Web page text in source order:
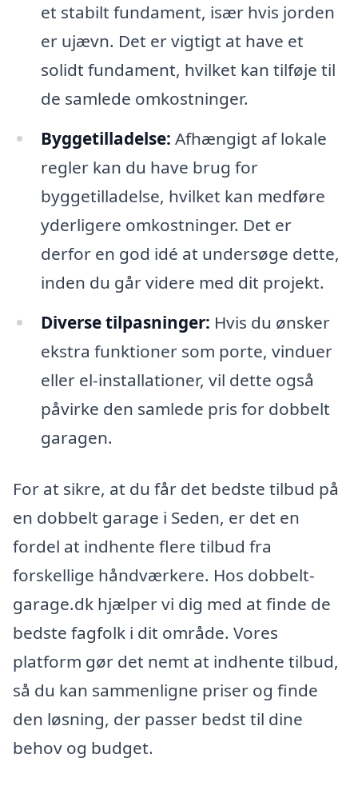
et stabilt fundament, især hvis jorden
er ujævn. Det er vigtigt at have et
solidt fundament, hvilket kan tilføje til
de samlede omkostninger.
Byggetilladelse: Afhængigt af lokale
regler kan du have brug for
byggetilladelse, hvilket kan medføre
yderligere omkostninger. Det er
derfor en god idé at undersøge dette,
inden du går videre med dit projekt.
Diverse tilpasninger: Hvis du ønsker
ekstra funktioner som porte, vinduer
eller el-installationer, vil dette også
påvirke den samlede pris for dobbelt
garagen.
For at sikre, at du får det bedste tilbud på
en dobbelt garage i Seden, er det en
fordel at indhente flere tilbud fra
forskellige håndværkere. Hos dobbelt-
garage.dk hjælper vi dig med at finde de
bedste fagfolk i dit område. Vores
platform gør det nemt at indhente tilbud,
så du kan sammenligne priser og finde
den løsning, der passer bedst til dine
behov og budget.